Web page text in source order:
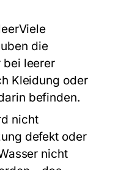
die
bei leerer
Kleidung oder
befinden.
nicht
defekt oder
nicht